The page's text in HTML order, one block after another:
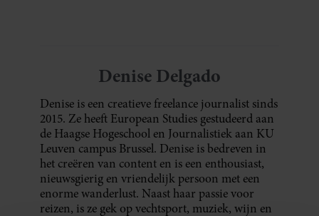
Denise Delgado
Denise is een creatieve freelance journalist sinds
2015. Ze heeft European Studies gestudeerd aan
de Haagse Hogeschool en Journalistiek aan KU
Leuven campus Brussel. Denise is bedreven in
het creëren van content en is een enthousiast,
nieuwsgierig en vriendelijk persoon met een
enorme wanderlust. Naast haar passie voor
reizen, is ze gek op vechtsport, muziek, wijn en